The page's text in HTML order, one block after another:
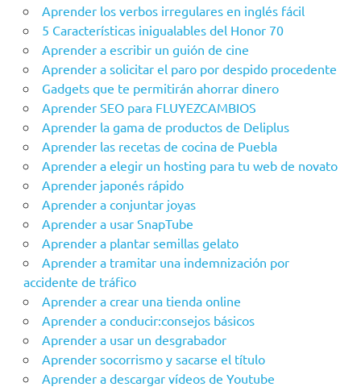
Aprender los verbos irregulares en inglés fácil
5 Características inigualables del Honor 70
Aprender a escribir un guión de cine
Aprender a solicitar el paro por despido procedente
Gadgets que te permitirán ahorrar dinero
Aprender SEO para FLUYEZCAMBIOS
Aprender la gama de productos de Deliplus
Aprender las recetas de cocina de Puebla
Aprender a elegir un hosting para tu web de novato
Aprender japonés rápido
Aprender a conjuntar joyas
Aprender a usar SnapTube
Aprender a plantar semillas gelato
Aprender a tramitar una indemnización por
accidente de tráfico
Aprender a crear una tienda online
Aprender a conducir:consejos básicos
Aprender a usar un desgrabador
Aprender socorrismo y sacarse el título
Aprender a descargar vídeos de Youtube